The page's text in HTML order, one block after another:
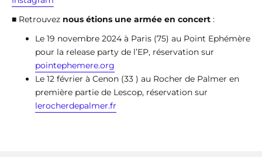
■ Retrouvez nous étions une armée en concert :
Le 19 novembre 2024 à Paris (75) au Point Ephémère
pour la release party de l’EP, réservation sur
pointephemere.org
Le 12 février à Cenon (33 ) au Rocher de Palmer en
première partie de Lescop, réservation sur
lerocherdepalmer.fr